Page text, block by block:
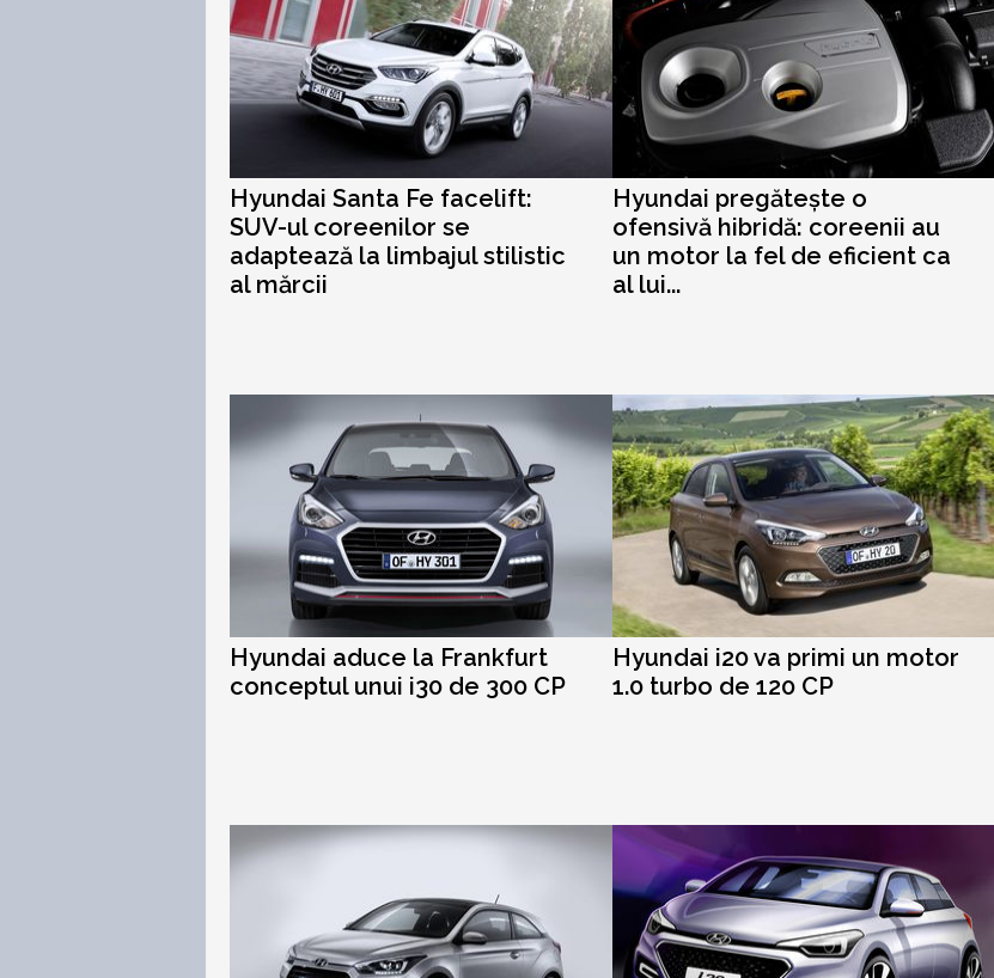
Hyundai Santa Fe facelift:
SUV-ul coreenilor se
adaptează la limbajul stilistic
al mărcii
Hyundai pregătește o
ofensivă hibridă: coreenii au
un motor la fel de eficient ca
al lui...
Hyundai aduce la Frankfurt
conceptul unui i30 de 300 CP
Hyundai i20 va primi un motor
1.0 turbo de 120 CP